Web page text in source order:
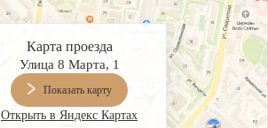
Карта проезда
Улица 8 Марта, 1
Показать карту
Открыть в Яндекс Картах